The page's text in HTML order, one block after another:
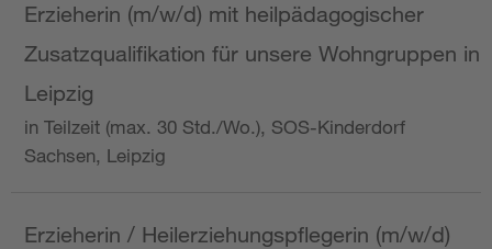
Erzieherin (m/w/d) mit heilpädagogischer
Zusatzqualifikation für unsere Wohngruppen in
Leipzig
in Teilzeit (max. 30 Std./Wo.), SOS-Kinderdorf
Sachsen, Leipzig
Erzieherin / Heilerziehungspflegerin (m/w/d)